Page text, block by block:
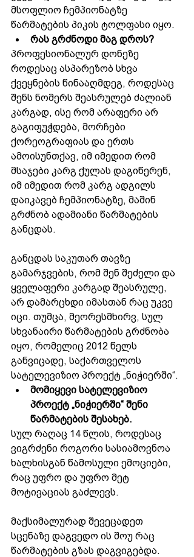
მსოფლიო ჩემპიონატზე
წარმატების პიკის ტოლფასი იყო.
რას გრძნოდი მაგ დროს?
პროფესიონალურ დონეზე
როდესაც ასპარეზობ სხვა
ქვეყნების წინააღმდეგ, როდესაც
შენს ნომერს შეასრულებ ძალიან
კარგად, ისე რომ არაფერი არ
გაგიფუჭდება, მორჩები
ქორეოგრაფიას და ერთს
ამოისუნთქავ, იმ იმედით რომ
მსაჯები კარგ ქულას დაგიწერენ,
იმ იმედით რომ კარგ ადგილს
დაიკავებ ჩემპიონატზე, მაშინ
გრძნობ ადამიანი წარმატების
განცდას.
განცდას საკუთარ თავზე
გამარჯვების, რომ შენ შეძელი და
ყველაფერი კარგად შეასრულე,
არ დამარცხდი იმასთან რაც უკვე
იცი. თუმცა, მეორესმხირვ, სულ
სხვანაირი წარმატების გრძნობა
იყო, რომელიც 2012 წელს
განვიცადე, საქართველოს
სატელევიზიო პროექტ „ნიჭიერში“.
მომიყევი სატელევიზიო
პროექტ „ნიჭიერში“ შენი
წარმატების შესახებ.
სულ რაღაც 14 წლის, როდესაც
ვიგრძენი როგორი სასიამოვნოა
ხალხისგან წამოსული ემოციები,
რაც უფრო და უფრო მეტ
მოტივაციას გაძლევს.
მაქსიმალურად შევეცადეთ
სცენაზე დაგვედო ის შოუ რაც
წარმატების გზას დაგვიგებდა.